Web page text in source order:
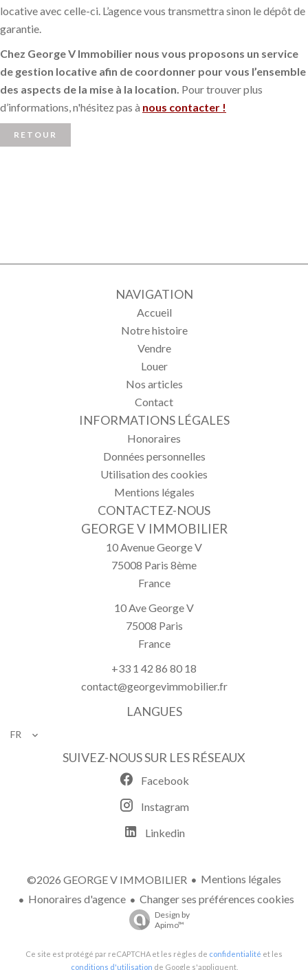
locative avec celle-ci. L’agence vous transmettra sinon le dépôt de
garantie.
Chez George V Immobilier nous vous proposons un service
de gestion locative afin de coordonner pour vous l’ensemble
des aspects de la mise à la location. Pour trouver plus
d’informations, n'hésitez pas à nous contacter !
RETOUR
NAVIGATION
Accueil
Notre histoire
Vendre
Louer
Nos articles
Contact
INFORMATIONS LÉGALES
Honoraires
Données personnelles
Utilisation des cookies
Mentions légales
CONTACTEZ-NOUS
GEORGE V IMMOBILIER
10 Avenue George V
75008 Paris 8ème
France
10 Ave George V
75008 Paris
France
+33 1 42 86 80 18
contact@georgevimmobilier.fr
LANGUES
FR
SUIVEZ-NOUS SUR LES RÉSEAUX
Facebook
Instagram
Linkedin
©2026 GEORGE V IMMOBILIER
Mentions légales
Honoraires d'agence
Changer ses préférences cookies
Design by
Apimo™
Ce site est protégé par reCAPTCHA et les règles de confidentialité et les
conditions d'utilisation de Google s'appliquent.